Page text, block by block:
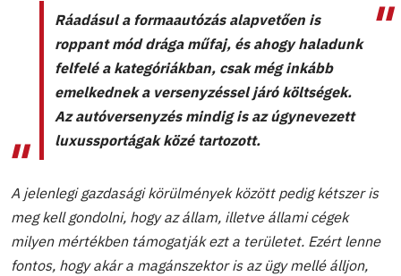
Ráadásul a formaautózás alapvetően is
roppant mód drága műfaj, és ahogy haladunk
felfelé a kategóriákban, csak még inkább
emelkednek a versenyzéssel járó költségek.
Az autóversenyzés mindig is az úgynevezett
luxussportágak közé tartozott.
A jelenlegi gazdasági körülmények között pedig kétszer is
meg kell gondolni, hogy az állam, illetve állami cégek
milyen mértékben támogatják ezt a területet. Ezért lenne
fontos, hogy akár a magánszektor is az ügy mellé álljon,